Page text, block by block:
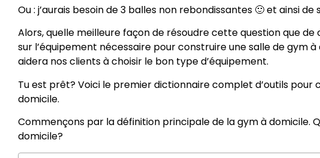
Ou : j’aurais besoin de 3 balles non rebondissantes 🙂 et ainsi de
Alors, quelle meilleure façon de résoudre cette question que
sur l’équipement nécessaire pour construire une salle de gym
aidera nos clients à choisir le bon type d’équipement.
Tu est prêt? Voici le premier dictionnaire complet d’outils pour
domicile.
Commençons par la définition principale de la gym à domicile.
domicile?